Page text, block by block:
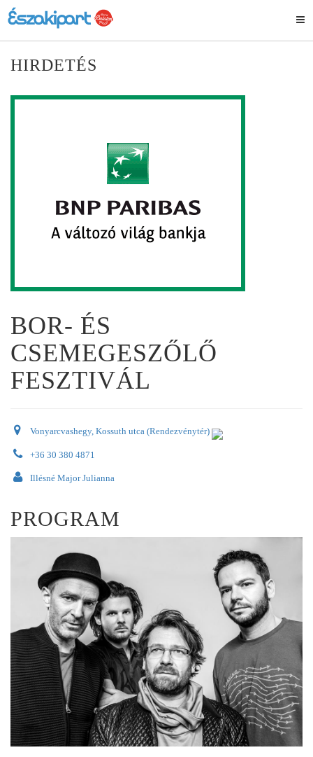
HIRDETÉS
BOR- ÉS
CSEMEGESZŐLŐ
FESZTIVÁL
Vonyarcvashegy, Kossuth utca (Rendezvénytér)
+36 30 380 4871
Illésné Major Julianna
PROGRAM